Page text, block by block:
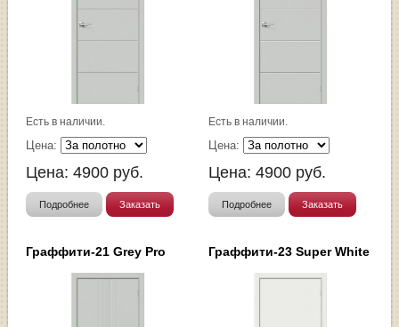
Есть в наличии.
Цена:
Цена:4900 руб.
Подробнее Заказать
Есть в наличии.
Цена:
Цена: 4900 руб.
Подробнее Заказать
Граффити-21 Grey Pro Граффити-23 Super White